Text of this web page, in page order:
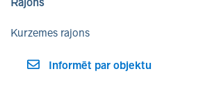
Rajons
Kurzemes rajons
Informēt par objektu